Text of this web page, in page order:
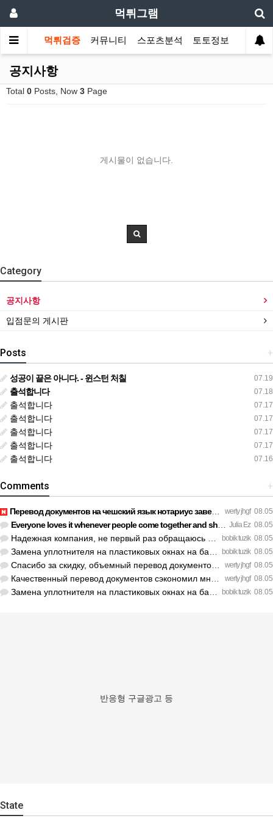
먹튀그램
먹튀검증 커뮤니티 스포츠분석 토토정보
공지사항
Total 0 Posts, Now 3 Page
게시물이 없습니다.
Category
공지사항
입점문의 게시판
+
Posts
07.19
성공이 끝은 아니다. - 윈스턴 처칠
07.18
출석합니다
07.17
출석합니다
07.17
출석합니다
07.17
출석합니다
07.17
출석합니다
07.16
출석합니다
+
Comments
werty jhgf 08.05
Перевод документов на чешский язык нотариус заверил с первог…
Julia Ez 08.05
Everyone loves it whenever people come together and share op…
bobik tuzik 08.05
Надежная компания, не первый раз обращаюсь к ним за обслужив…
bobik tuzik 08.05
Замена уплотнителя на пластиковых окнах на балконе решила пр…
werty jhgf 08.05
Спасибо за скидку, объемный перевод документов обошелся деше…
werty jhgf 08.05
Качественный перевод документов сэкономил мне кучу нервов пе…
bobik tuzik 08.05
Замена уплотнителя на пластиковых окнах на балконе решила пр…
반응형 구글광고 등
State